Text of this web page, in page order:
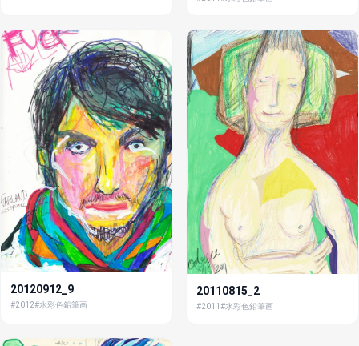
20120912_9
#2012#水彩色鉛筆画
20110815_2
#2011 #水彩色鉛筆画